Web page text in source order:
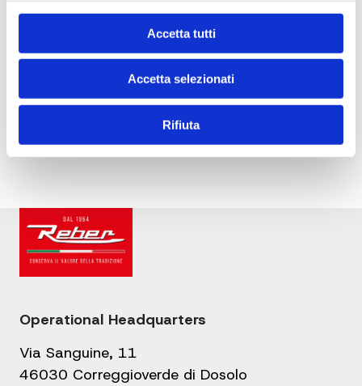
Accetta tutti
Accetta selezionati
Rifiuta
I declare that I am of legal age and that I
have read thePrivacy Policy
Operational Headquarters
Via Sanguine, 11
46030 Correggioverde di Dosolo